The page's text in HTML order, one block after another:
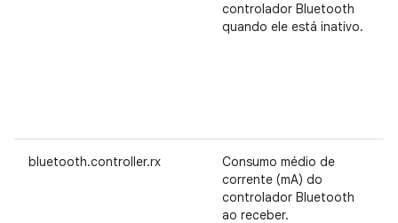
controlador Bluetooth
quando ele está inativo.
bluetooth.controller.rx
Consumo médio de
corrente (mA) do
controlador Bluetooth
ao receber.